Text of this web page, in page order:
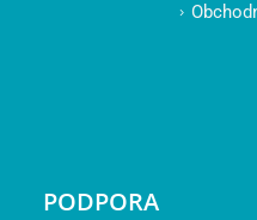
PODPORA